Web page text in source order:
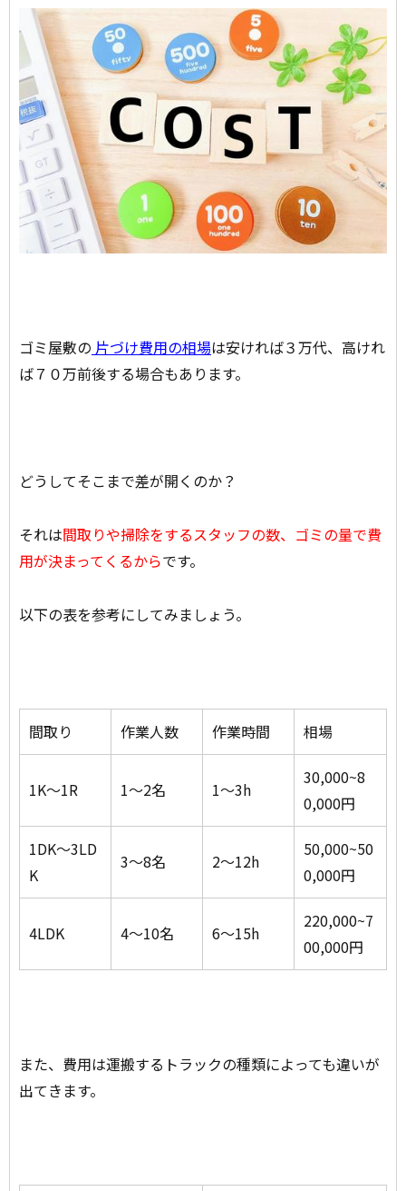
ゴミ屋敷の 片づけ費用の相場は安ければ３万代、高けれ
ば７０万前後する場合もあります。
どうしてそこまで差が開くのか？
それは間取りや掃除をするスタッフの数、ゴミの量で費
用が決まってくるからです。
以下の表を参考にしてみましょう。
間取り 作業人数 作業時間 相場
1K〜1R 1〜2名 1〜3h
30,000~8
0,000円
1DK～3LD
K
3〜8名 2〜12h
50,000~50
0,000円
4LDK 4〜10名 6〜15h
220,000~7
00,000円
また、費用は運搬するトラックの種類によっても違いが
出てきます。